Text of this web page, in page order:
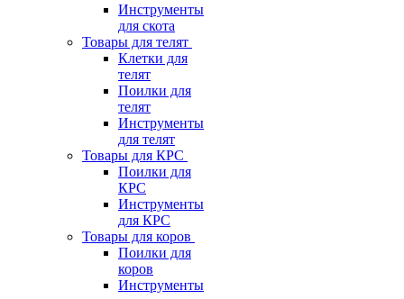
Инструменты
для скота
Товары для телят
Клетки для
телят
Поилки для
телят
Инструменты
для телят
Товары для КРС
Поилки для
КРС
Инструменты
для КРС
Товары для коров
Поилки для
коров
Инструменты